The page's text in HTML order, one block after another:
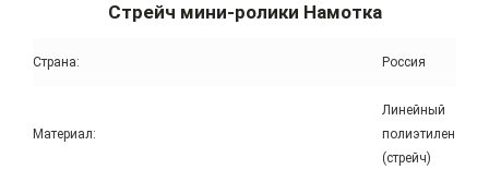
Стрейч мини-ролики Намотка
Страна: Россия
Материал:
Линейный
полиэтилен
(стрейч)